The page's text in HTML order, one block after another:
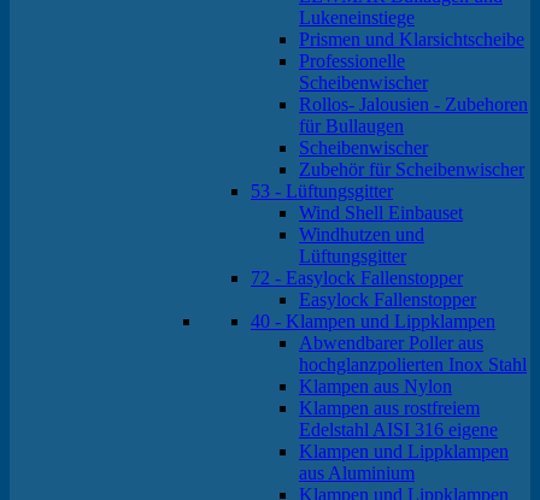
Lukeneinstiege
Prismen und Klarsichtscheibe
Professionelle
Scheibenwischer
Rollos- Jalousien - Zubehoren
für Bullaugen
Scheibenwischer
Zubehör für Scheibenwischer
53 - Lüftungsgitter
Wind Shell Einbauset
Windhutzen und
Lüftungsgitter
72 - Easylock Fallenstopper
Easylock Fallenstopper
40 - Klampen und Lippklampen
Abwendbarer Poller aus
hochglanzpolierten Inox Stahl
Klampen aus Nylon
Klampen aus rostfreiem
Edelstahl AISI 316 eigene
Klampen und Lippklampen
aus Aluminium
Klampen und Lippklampen